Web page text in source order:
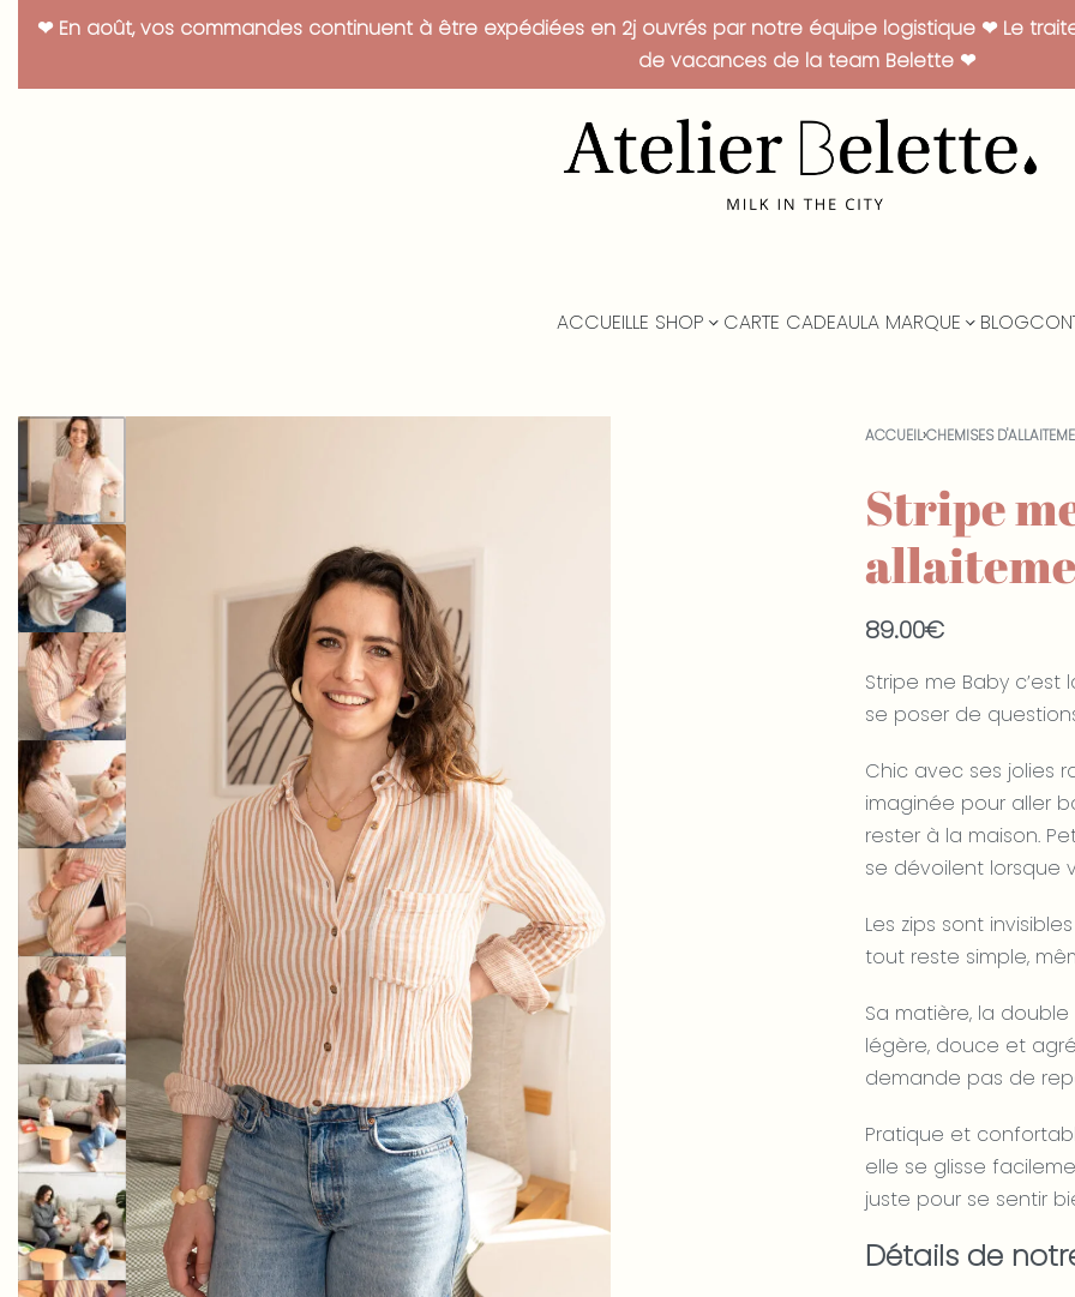
❤ En août, vos commandes continuent à être expédiées en 2j ouvrés par notre équipe logistique ❤ Le
de vacances de la team Belette ❤
ACCUEILLE SHOP CARTE CADEAULA MARQUE BLOG
ACCUEIL›CHEMISES
Stripe
89.00€
Stripe me Baby
se poser de
Chic avec ses jolies
imaginée pour aller
rester à la maison.
se dévoilent lorsque
Les zips sont
tout reste simple,
Sa matière, la
légère, douce et
demande pas de
Pratique et
elle se glisse
juste pour se sentir
Détails de
Panneau de gestion des cookies